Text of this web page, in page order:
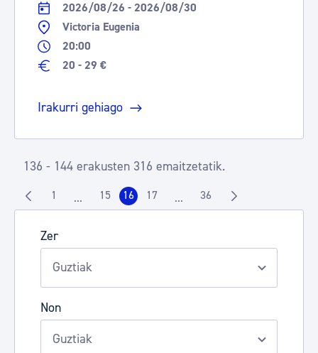
Zer
Non
2026/08/26 - 2026/08/30
Victoria Eugenia
20:00
20 - 29 €
Irakurri gehiago
136 - 144 erakusten 316 emaitzetatik.
Orrialdea
1 ...Intermediate Pages Use TAB to navigate.
Orrialdea
15 Orrialdea
16 Orrialdea
17 ...Intermediate Pages Use TAB
Orrialdea
36